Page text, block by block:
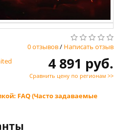
0 отзывов/ Написать отзыв
4 891 руб.
Сравнить цену по регионам >>
FAQ (Часто задаваемые